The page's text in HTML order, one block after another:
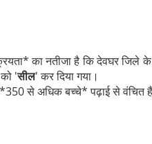
का नतीजा है कि देवघर
'सील' कर दिया गया।
से अधिक बच्चे* पढ़ाई से वंचित